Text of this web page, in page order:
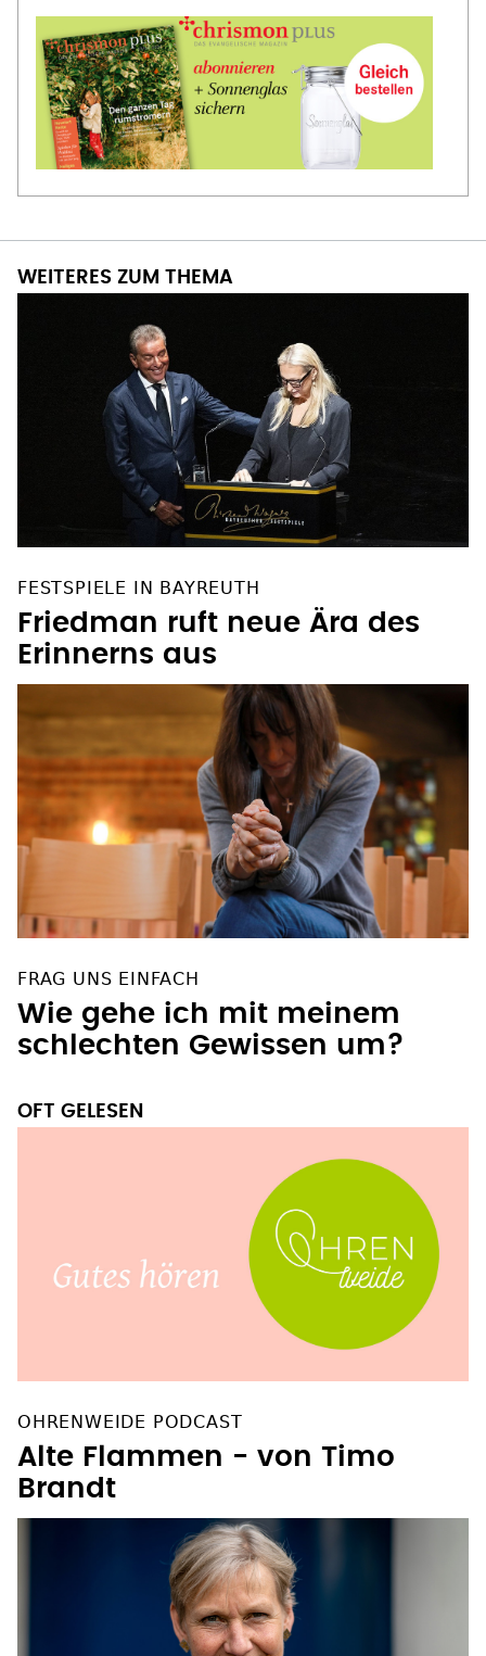
WEITERES ZUM THEMA
FESTSPIELE IN BAYREUTH
Friedman ruft neue Ära des
Erinnerns aus
FRAG UNS EINFACH
Wie gehe ich mit meinem
schlechten Gewissen um?
OFT GELESEN
OHRENWEIDE PODCAST
Alte Flammen - von Timo
Brandt